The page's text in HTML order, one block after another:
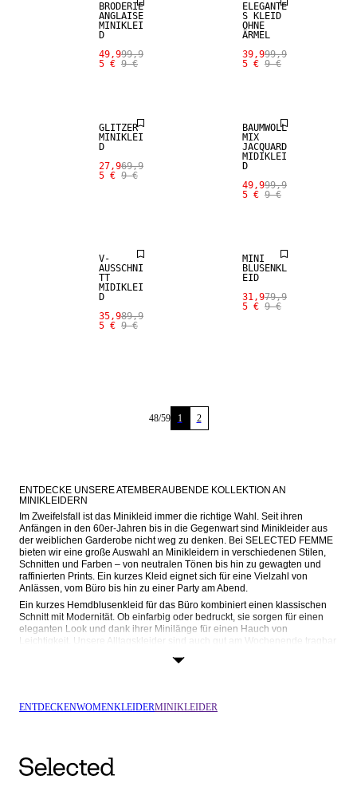
BRODERIE
ANGLAISE
MINIKLEI
D
49,9
5 €
99,9
9 €
ELEGANTE
S KLEID
OHNE
ÄRMEL
39,9
5 €
99,9
9 €
GLITZER
MINIKLEI
D
27,9
5 €
69,9
9 €
BAUMWOLL
MIX
JACQUARD
MIDIKLEI
D
49,9
5 €
99,9
9 €
V-
AUSSCHNI
TT
MIDIKLEI
D
35,9
5 €
89,9
9 €
MINI
BLUSENKL
EID
31,9
5 €
79,9
9 €
48/59 1 2
ENTDECKE UNSERE ATEMBERAUBENDE KOLLEKTION AN
MINIKLEIDERN
Im Zweifelsfall ist das Minikleid immer die richtige Wahl. Seit ihren
Anfängen in den 60er-Jahren bis in die Gegenwart sind Minikleider aus
der weiblichen Garderobe nicht weg zu denken. Bei SELECTED FEMME
bieten wir eine große Auswahl an Minikleidern in verschiedenen Stilen,
Schnitten und Farben – von neutralen Tönen bis hin zu gewagten und
raffinierten Prints. Ein kurzes Kleid eignet sich für eine Vielzahl von
Anlässen, vom Büro bis hin zu einer Party am Abend.
Ein kurzes Hemdblusenkleid für das Büro kombiniert einen klassischen
Schnitt mit Modernität. Ob einfarbig oder bedruckt, sie sorgen für einen
eleganten Look und dank ihrer Minilänge für einen Hauch von
Leichtigkeit. Unsere Alltagskleider sind auch gut am Wochenende tragbar
Und was könnte stilvoller sein als ein kleines schwarzes Kleid? Von
ist perfekt für romantische Dates und ein Must-have für jeden formellen
Anlass. Für das gewisse Etwas sorgen unsere Jacquard- und Metallic-
Egal zu welchem Anlass, ein kurzes Kleid ist ein ewiger Favorit in Sachen
Stil, den du immer wieder tragen kannst. Ob für den Alltag oder für
ENTDECKENWOMENKLEIDERMINIKLEIDER